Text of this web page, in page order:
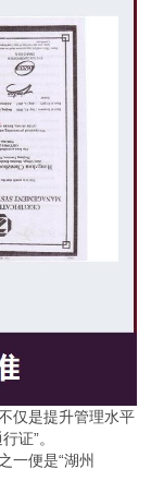
仅是提升管理水平
证”。
一便是“湖州